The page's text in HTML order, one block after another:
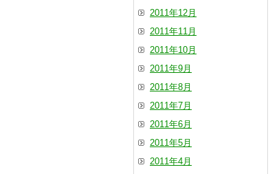
2011年12月
2011年11月
2011年10月
2011年9月
2011年8月
2011年7月
2011年6月
2011年5月
2011年4月